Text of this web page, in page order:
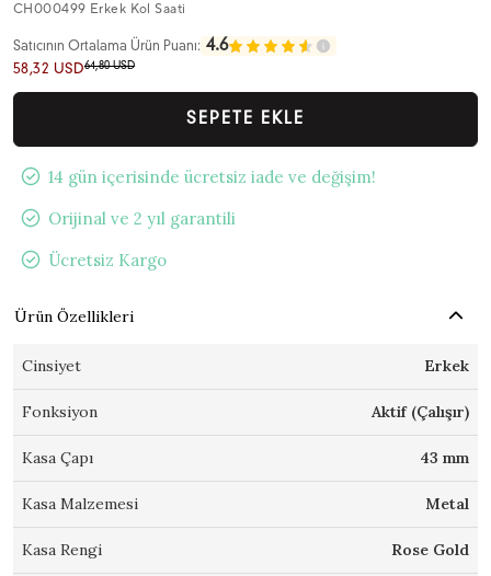
CH000499 Erkek Kol Saati
Satıcının Ortalama Ürün Puanı: 4.6
58,32 USD64,80 USD
SEPETE EKLE
14 gün içerisinde ücretsiz iade ve değişim!
Orijinal ve 2 yıl garantili
Ücretsiz Kargo
Ürün Özellikleri
Cinsiyet Erkek
Fonksiyon Aktif (Çalışır)
Kasa Çapı 43 mm
Kasa Malzemesi Metal
Kasa Rengi Rose Gold